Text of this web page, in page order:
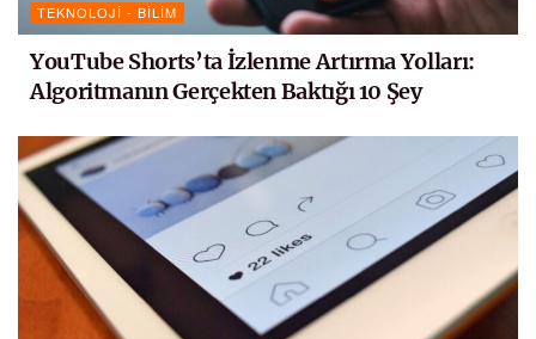
TEKNOLOJI - BILIM
YouTube Shorts’ta İzlenme Artırma Yolları:
Algoritmanın Gerçekten Baktığı 10 Şey